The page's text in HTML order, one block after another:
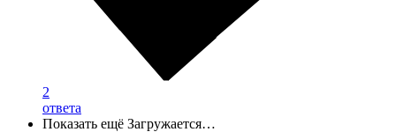
2
ответа
Показать ещё Загружается…